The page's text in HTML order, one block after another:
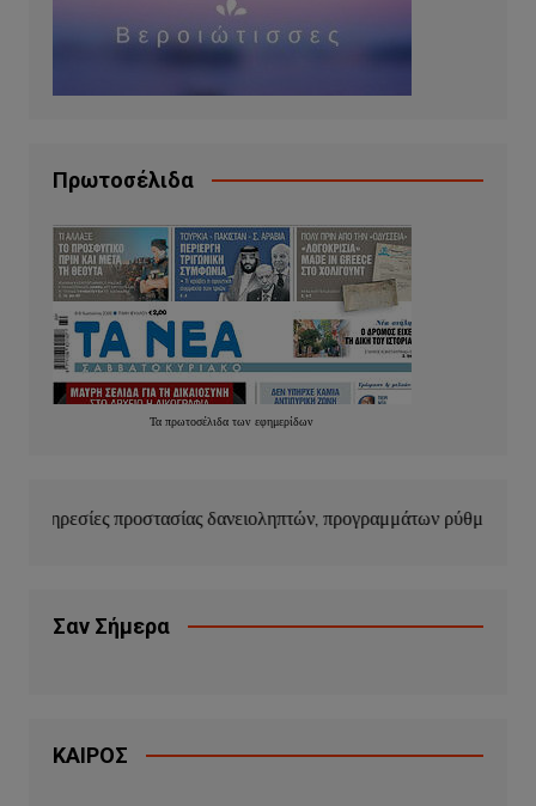
Πρωτοσέλιδα
Ταπρωτοσέλιδατωνεφημερίδων
δανειοληπτών, προγραμμάτων ρύθμισης οφειλών και
Σαν Σήμερα
ΚΑΙΡΟΣ